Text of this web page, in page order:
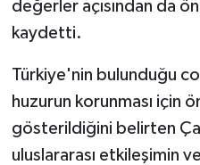
değerler açısından da
kaydetti.
Türkiye'nin bulunduğu
huzurun korunması için
gösterildiğini belirten
uluslararası etkileşimin